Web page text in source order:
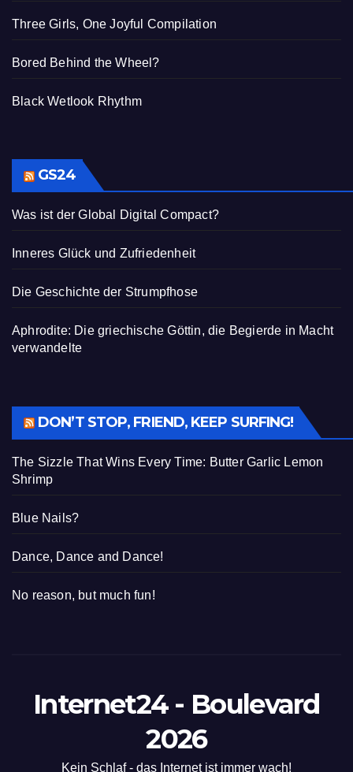
Three Girls, One Joyful Compilation
Bored Behind the Wheel?
Black Wetlook Rhythm
GS24
Was ist der Global Digital Compact?
Inneres Glück und Zufriedenheit
Die Geschichte der Strumpfhose
Aphrodite: Die griechische Göttin, die Begierde in Macht
verwandelte
DON’T STOP, FRIEND, KEEP SURFING!
The Sizzle That Wins Every Time: Butter Garlic Lemon
Shrimp
Blue Nails?
Dance, Dance and Dance!
No reason, but much fun!
Internet24 - Boulevard
2026
Kein Schlaf - das Internet ist immer wach!